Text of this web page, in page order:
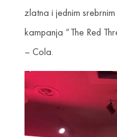
zlatna i jednim
kampanja “The Red
– Cola.